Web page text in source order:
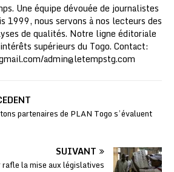
Une équipe dévouée de journalistes
1999, nous servons à nos lecteurs des
de qualités. Notre ligne éditoriale
supérieurs du Togo. Contact:
/admin@letempstg.com
partenaires de PLAN Togo s’évaluent
SUIVANT
la mise aux législatives